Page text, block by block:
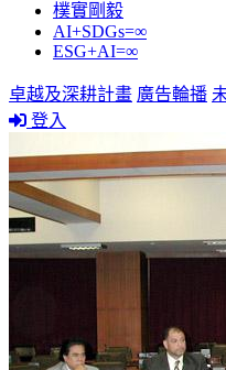
樸實剛毅
AI+SDGs=∞
ESG+AI=∞
卓越及深耕計畫 廣告輪播
登入